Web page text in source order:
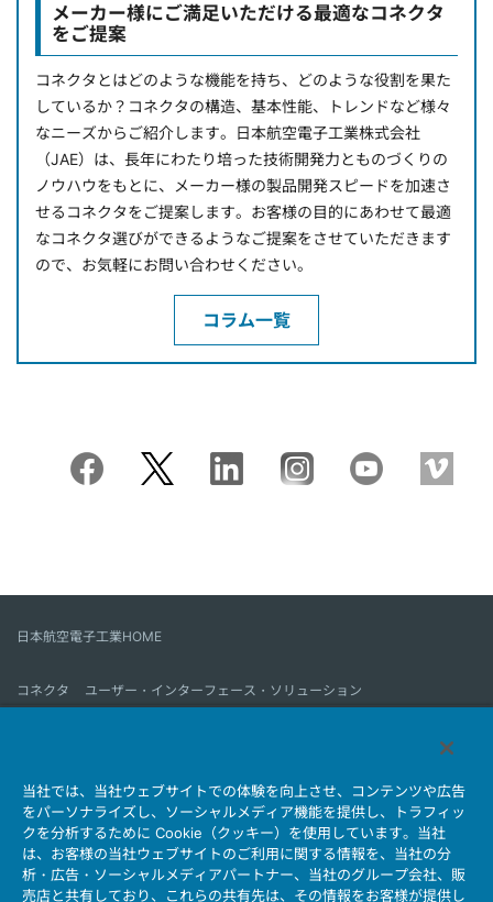
メーカー様にご満足いただける最適なコネクタ
をご提案
コネクタとはどのような機能を持ち、どのような役割を果た
しているか？コネクタの構造、基本性能、トレンドなど様々
なニーズからご紹介します。日本航空電子工業株式会社
（JAE）は、長年にわたり培った技術開発力とものづくりの
ノウハウをもとに、メーカー様の製品開発スピードを加速さ
せるコネクタをご提案します。お客様の目的にあわせて最適
なコネクタ選びができるようなご提案をさせていただきます
ので、お気軽にお問い合わせください。
コラム一覧
日本航空電子工業HOME
コネクタ
ユーザー・インターフェース・ソリューション
会社情報 サステナビリティ IR情報 採用情報
会社情報新着一覧
製品情報新着一覧
サイトマップ お問い合わせ
当社では、当社ウェブサイトでの体験を向上させ、コンテンツや広告
をパーソナライズし、ソーシャルメディア機能を提供し、トラフィッ
クを分析するために Cookie（クッキー）を使用しています。当社
は、お客様の当社ウェブサイトのご利用に関する情報を、当社の分
析・広告・ソーシャルメディアパートナー、当社のグループ会社、販
売店と共有しており、これらの共有先は、その情報をお客様が提供し